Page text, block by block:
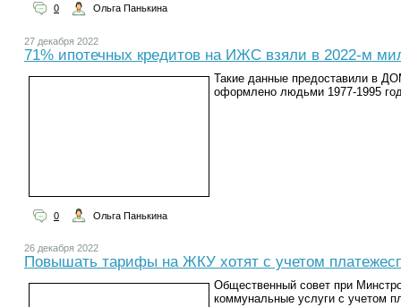
0 Ольга Панькина
27 декабря 2022
71% ипотечных кредитов на ИЖС взяли в 2022-м
Такие данные предоставили в
оформлено людьми 1977-1995
0 Ольга Панькина
26 декабря 2022
Повышать тарифы на ЖКУ хотят с учетом
Общественный совет при
коммунальные услуги с учетом